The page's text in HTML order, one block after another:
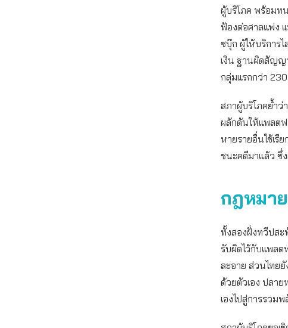
ผู้บริโภค พร้อมท
ฟ้องต่อศาลแพ่ง
ซบุ๊ก ผู้ให้บริการ
เงิน ฐานผิดสัญญ
กลุ่มแรกกว่า
สภาผู้บริโภคย้ำว่
ผลักดันให้แพลตฟ
หายรายอื่นใช้เรี
ชนะคดีมาแล้ว ซึ่
กฎหมา
ทั้งสองฝั่งทวีปส
รับผิดไว้กับแพลต
ละอาย ส่วนไทย
ด้วยตัวเอง ปลา
เองไปสู่การรวม